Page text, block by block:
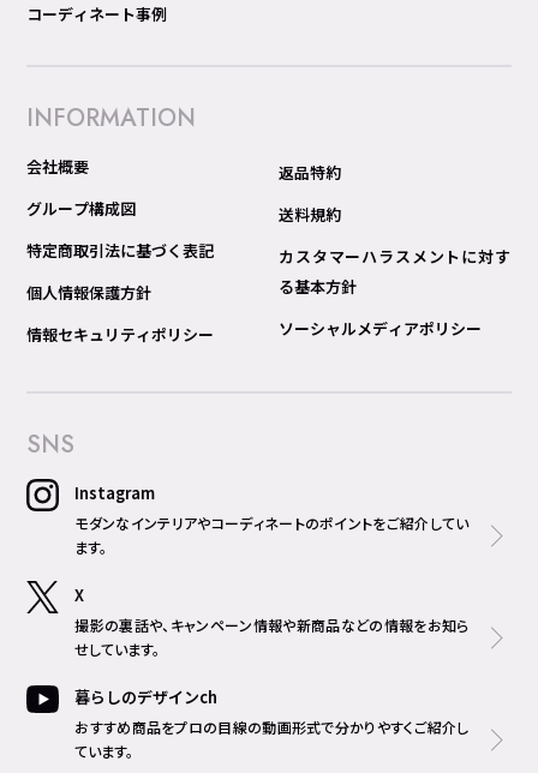
コーディネート事例
INFORMATION
会社概要
グループ構成図
特定商取引法に基づく表記
個人情報保護方針
情報セキュリティポリシー
返品特約
送料規約
カスタマーハラスメントに対す
る基本方針
ソーシャルメディアポリシー
SNS
Instagram
モダンなインテリアやコーディネートのポイントをご紹介してい
ます。
X
撮影の裏話や、キャンペーン情報や新商品などの情報をお知ら
せしています。
暮らしのデザインch
おすすめ商品をプロの目線の動画形式で分かりやすくご紹介し
ています。